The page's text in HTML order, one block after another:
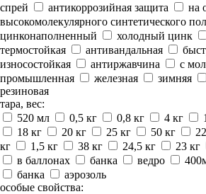
спрей
антикоррозийная защита
на
высокомолекулярного синтетического
цинконаполненный
холодный цинк
термостойкая
антивандальная
износостойкая
антиржавчина
с
промышленная
железная зимняя
резиновая
тара, вес:
520 мл
0,5 кг 0,8 кг 4 кг
18 кг
20 кг 25 кг 50 кг
кг
1,5 кг 38 кг 24,5 кг 23 кг
в баллонах
банка ведро
банка
аэрозоль
особые свойства: